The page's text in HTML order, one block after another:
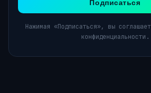
Подписаться
Нажимая «Подписаться», вы
конфиденциальности.